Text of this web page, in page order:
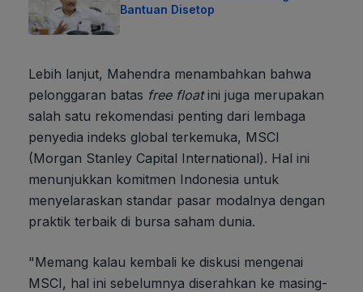
Bantuan Disetop
Lebih lanjut, Mahendra menambahkan bahwa
pelonggaran batas free floatini juga merupakan
salah satu rekomendasi penting dari lembaga
penyedia indeks global terkemuka, MSCI
(Morgan Stanley Capital International). Hal ini
menunjukkan komitmen Indonesia untuk
menyelaraskan standar pasar modalnya dengan
praktik terbaik di bursa saham dunia.
"Memang kalau kembali ke diskusi mengenai
MSCI, hal ini sebelumnya diserahkan ke masing-